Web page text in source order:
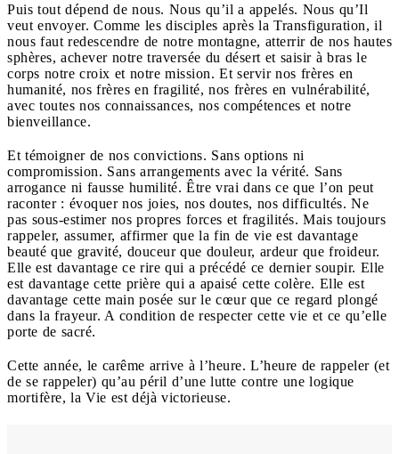
Puis tout dépend de nous. Nous qu’il a appelés. Nous qu’Il
veut envoyer. Comme les disciples après la Transfiguration, il
nous faut redescendre de notre montagne, atterrir de nos hautes
sphères, achever notre traversée du désert et saisir à bras le
corps notre croix et notre mission. Et servir nos frères en
humanité, nos frères en fragilité, nos frères en vulnérabilité,
avec toutes nos connaissances, nos compétences et notre
bienveillance.
Et témoigner de nos convictions. Sans options ni
compromission. Sans arrangements avec la vérité. Sans
arrogance ni fausse humilité. Être vrai dans ce que l’on peut
raconter : évoquer nos joies, nos doutes, nos difficultés. Ne
pas sous-estimer nos propres forces et fragilités. Mais toujours
rappeler, assumer, affirmer que la fin de vie est davantage
beauté que gravité, douceur que douleur, ardeur que froideur.
Elle est davantage ce rire qui a précédé ce dernier soupir. Elle
est davantage cette prière qui a apaisé cette colère. Elle est
davantage cette main posée sur le cœur que ce regard plongé
dans la frayeur. A condition de respecter cette vie et ce qu’elle
porte de sacré.
Cette année, le carême arrive à l’heure. L’heure de rappeler (et
de se rappeler) qu’au péril d’une lutte contre une logique
mortifère, la Vie est déjà victorieuse.